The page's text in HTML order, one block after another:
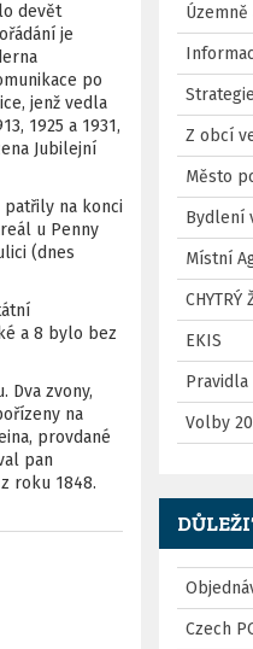
devět
je
po
jenž vedla
1925 a 1931,
Jubilejní
na konci
u Penny
(dnes
a 8 bylo bez
Dva zvony,
na
provdané
pan
roku 1848.
Z obcí
Město
Bydlení
Místní
CHYTRÝ
EKIS
Volby
Czech